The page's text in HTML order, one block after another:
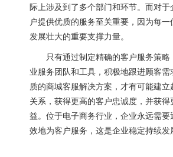
际上涉及到了多个部门和环节。而对于
户提供优质的服务至关重要，因为每
发展壮大的重要支撑力量。
只有通过制定精确的客户服务策略
业服务团队和工具，积极地跟进顾客
质的商城客服解决方案，才有可能建立
关系，获得更高的客户忠诚度，并获得
益。位于电子商务行业，企业永远需要
效地为客户服务，这是企业稳定持续发